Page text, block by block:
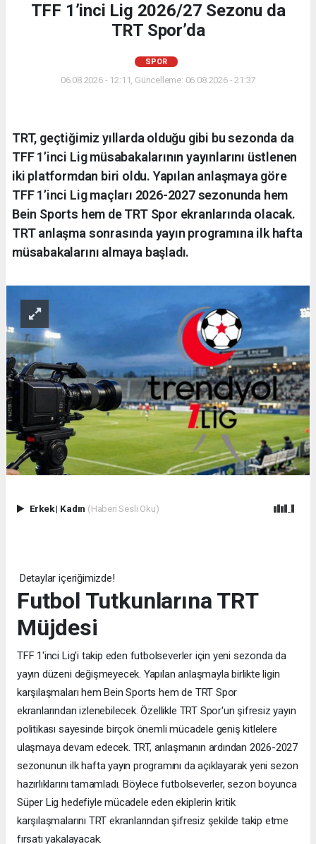
TFF 1’inci Lig 2026/27 Sezonu da
TRT Spor’da
SPOR
06.08.2026 - 12:11, Güncelleme: 06.08.2026 - 21:37
TRT, geçtiğimiz yıllarda olduğu gibi bu sezonda da
TFF 1’inci Lig müsabakalarının yayınlarını üstlenen
iki platformdan biri oldu. Yapılan anlaşmaya göre
TFF 1’inci Lig maçları 2026-2027 sezonunda hem
Bein Sports hem de TRT Spor ekranlarında olacak.
TRT anlaşma sonrasında yayın programına ilk hafta
müsabakalarını almaya başladı.
Erkek| Kadın (Haberi Sesli Oku)
Detaylar içeriğimizde!
Futbol Tutkunlarına TRT
Müjdesi
TFF 1'inci Lig'i takip eden futbolseverler için yeni sezonda da
yayın düzeni değişmeyecek. Yapılan anlaşmayla birlikte ligin
karşılaşmaları hem Bein Sports hem de TRT Spor
ekranlarından izlenebilecek. Özellikle TRT Spor'un şifresiz yayın
politikası sayesinde birçok önemli mücadele geniş kitlelere
ulaşmaya devam edecek. TRT, anlaşmanın ardından 2026-2027
sezonunun ilk hafta yayın programını da açıklayarak yeni sezon
hazırlıklarını tamamladı. Böylece futbolseverler, sezon boyunca
Süper Lig hedefiyle mücadele eden ekiplerin kritik
karşılaşmalarını TRT ekranlarından şifresiz şekilde takip etme
fırsatı yakalayacak.